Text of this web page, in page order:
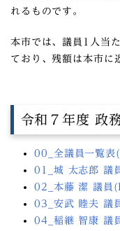
れるものです。
本市では、議員1人当
ており、残額は本市に
令和７年度 政
00_全議員一覧
01_城 太志郎 議
02_本藤 潔 議員
03_安武 睦夫 議
04_稲継 智康 議